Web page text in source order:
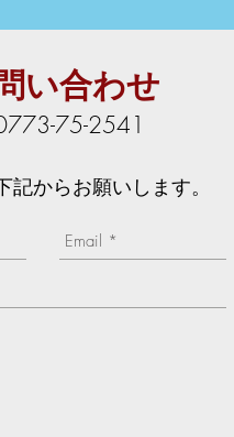
い合わせ
75-2541
記からお願いします。